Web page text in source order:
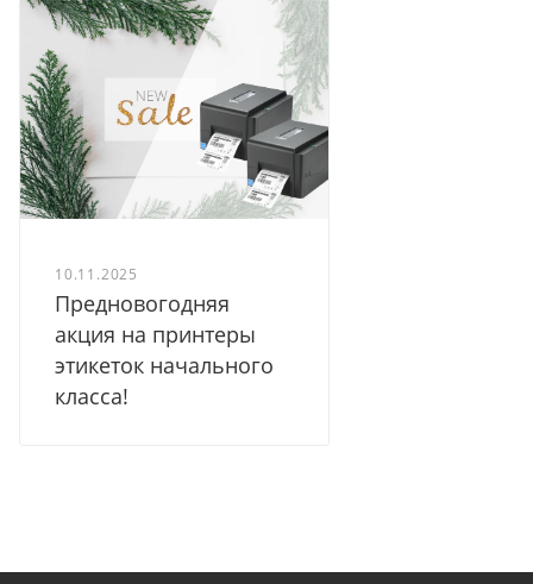
10.11.2025
Предновогодняя
акция на принтеры
этикеток начального
класса!